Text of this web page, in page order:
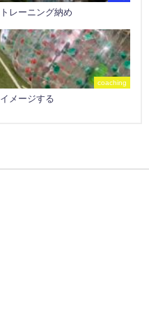
トレーニング納め
coaching
イメージする